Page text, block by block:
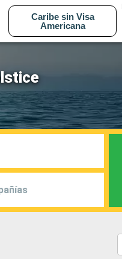
Caribe sin Visa
Americana